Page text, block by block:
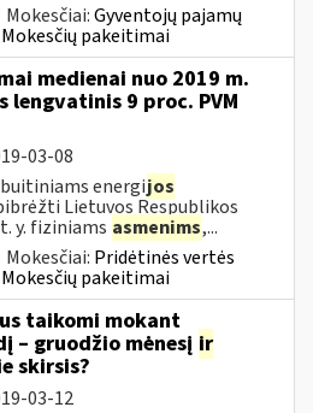
Mokesčiai:Gyventojų pajamų
Mokesčių pakeitimai
medienai nuo 2019 m.
lengvatinis 9 proc. PVM
03-08
buitiniams energijos
Lietuvos Respublikos
y. fiziniams asmenims,...
Mokesčiai: Pridėtinės vertės
Mokesčių pakeitimai
taikomi mokant
– gruodžio mėnesį ir
skirsis?
03-12